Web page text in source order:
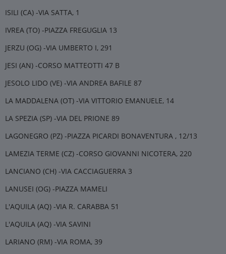
ISILI (CA) -VIA SATTA, 1
IVREA (TO) -PIAZZA FREGUGLIA 13
JERZU (OG) -VIA UMBERTO I, 291
JESI (AN) -CORSO MATTEOTTI 47 B
JESOLO LIDO (VE) -VIA ANDREA BAFILE 87
LA MADDALENA (OT) -VIA VITTORIO EMANUELE, 14
LA SPEZIA (SP) -VIA DEL PRIONE 89
LAGONEGRO (PZ) -PIAZZA PICARDI BONAVENTURA , 12/13
LAMEZIA TERME (CZ) -CORSO GIOVANNI NICOTERA, 220
LANCIANO (CH) -VIA CACCIAGUERRA 3
LANUSEI (OG) -PIAZZA MAMELI
L'AQUILA (AQ) -VIA R. CARABBA 51
L'AQUILA (AQ) -VIA SAVINI
LARIANO (RM) -VIA ROMA, 39